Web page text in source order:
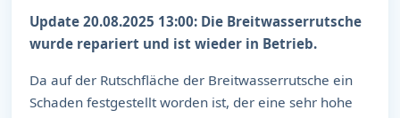
Öffnungszeiten
Update 20.08.2025 13:00: Die Breitwasserrutsche
wurde repariert und ist wieder in Betrieb.
Da auf der Rutschfläche der Breitwasserrutsche ein
Schaden festgestellt worden ist, der eine sehr hohe